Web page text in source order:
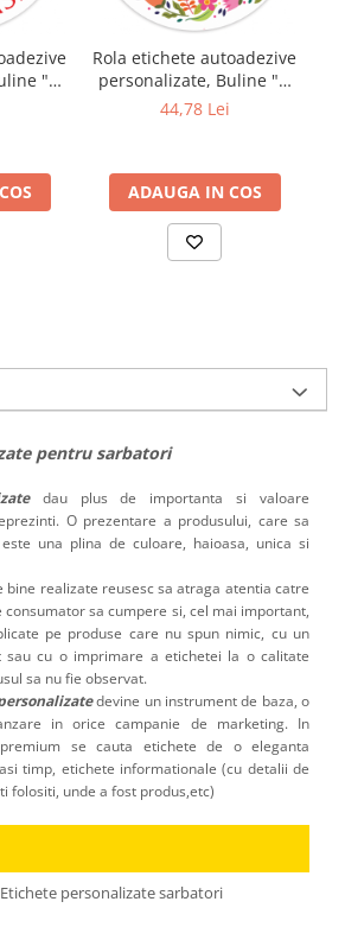
"O
Rola etichete autoadezive
personalizate, Buline "O
primavara frumoasa,
44,78 Lei
ADAUGA IN COS
pentru sarbatori
dau plus de importanta si valoare
O prezentare a produsului, care sa
una plina de culoare, haioasa, unica si
bine realizate reusesc sa atraga atentia catre
consumator sa cumpere si, cel mai important,
pe produse care nu spun nimic, cu un
sau cu o imprimare a etichetei la o calitate
sa nu fie observat.
devine un instrument de baza, o
in orice campanie de marketing. In
se cauta etichete de o eleganta
timp, etichete informationale (cu detalii de
folositi, unde a fost produs,etc)
Etichete personalizate sarbatori